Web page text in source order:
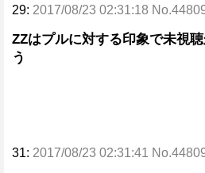
29: 2017/08/23 02:31:18
ZZはプルに対する印象で未視
う
31: 2017/08/23 02:31:41